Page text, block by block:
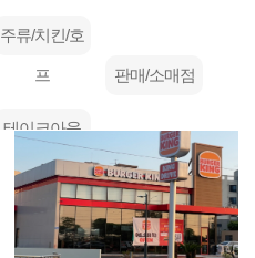
주류/치킨/호
프 판매/소매점
테이크아웃